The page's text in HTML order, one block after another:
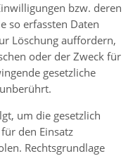
bzw. deren
so erfassten Daten
Löschung auffordern,
oder der Zweck für
gesetzliche
um die gesetzlich
den Einsatz
Rechtsgrundlage